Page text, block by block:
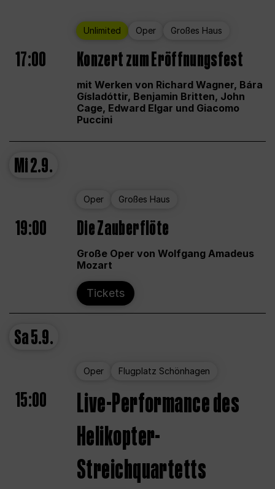
Unlimited Oper Großes Haus
17:00 Konzert zum Eröffnungsfest
mit Werken von Richard Wagner, Bára
Gísladóttir, Benjamin Britten, John
Cage, Edward Elgar und Giacomo
Puccini
Mi2.9.
Oper Großes Haus
19:00 Die Zauberflöte
Große Oper von Wolfgang Amadeus
Mozart
Tickets
Sa5.9.
Oper Flugplatz Schönhagen
15:00
Live-Performance des
Helikopter-
Streichquartetts